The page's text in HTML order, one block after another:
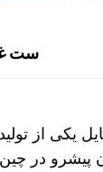
ست
یکی از
پیشرو در